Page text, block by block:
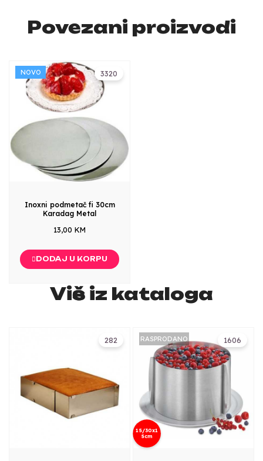
Povezani proizvodi
3320
NOVO
Inoxni podmetač fi 30cm
Karadag Metal
13,00 KM
DODAJ U KORPU
Više iz kataloga
282 1606
15/30x1
5cm
RASPRODANO